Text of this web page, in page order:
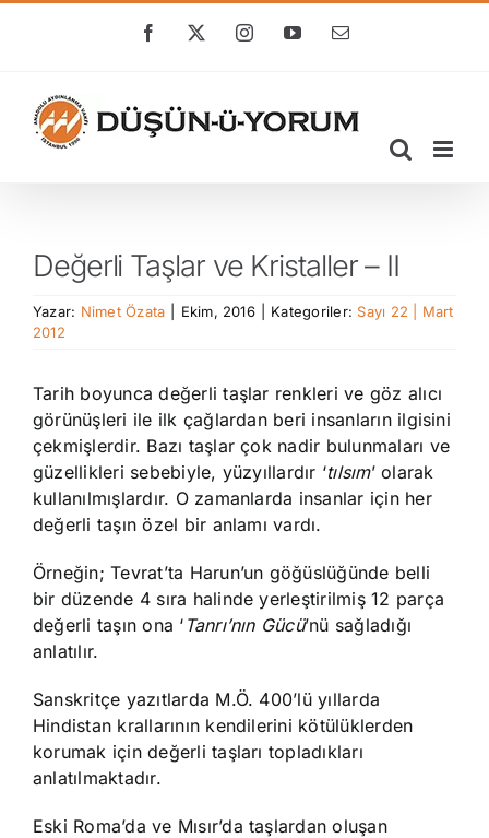
Facebook
X InstagramYouTube
E-
Değerli Taşlar ve Kristaller – II
Yazar: Nimet Özata Ekim, 2016 Kategoriler: Sayı 22 | Mart
2012
Tarih boyunca değerli taşlar renkleri ve göz alıcı
görünüşleri ile ilk çağlardan beri insanların ilgisini
çekmişlerdir. Bazı taşlar çok nadir bulunmaları ve
güzellikleri sebebiyle, yüzyıllardır ‘tılsım’ olarak
kullanılmışlardır. O zamanlarda insanlar için her
değerli taşın özel bir anlamı vardı.
Örneğin; Tevrat’ta Harun’un göğüslüğünde belli
bir düzende 4 sıra halinde yerleştirilmiş 12 parça
değerli taşın ona ‘ Tanrı’nın Gücü’nü sağladığı
anlatılır.
Sanskritçe yazıtlarda M.Ö. 400’lü yıllarda
Hindistan krallarının kendilerini kötülüklerden
korumak için değerli taşları topladıkları
anlatılmaktadır.
Eski Roma’da ve Mısır’da taşlardan oluşan